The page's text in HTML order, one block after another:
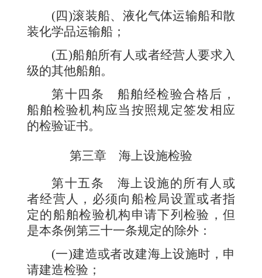
(四)滚装船、液化气体运输船和散
装化学品运输船；
(五)船舶所有人或者经营人要求入
级的其他船舶。
第十四条 船舶经检验合格后，
船舶检验机构应当按照规定签发相应
的检验证书。
第三章 海上设施检验
第十五条 海上设施的所有人或
者经营人，必须向船检局设置或者指
定的船舶检验机构申请下列检验，但
是本条例第三十一条规定的除外：
(一)建造或者改建海上设施时，申
请建造检验；